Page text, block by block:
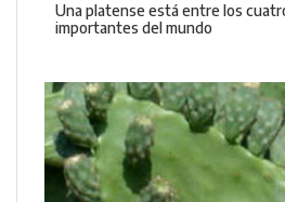
Una platense está entre los
importantes del mundo